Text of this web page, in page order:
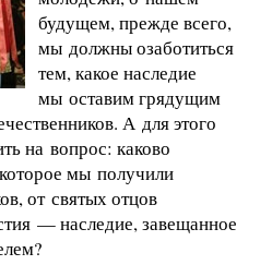
будущем, прежде всего,
мы должны озаботиться
тем, какое наследие
мы оставим грядущим
А для этого
на вопрос: каково
мы получили
от святых отцов
— наследие, завещанное